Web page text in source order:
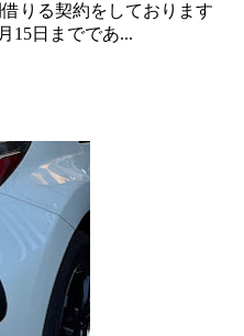
りる契約をしております
15日までであ...